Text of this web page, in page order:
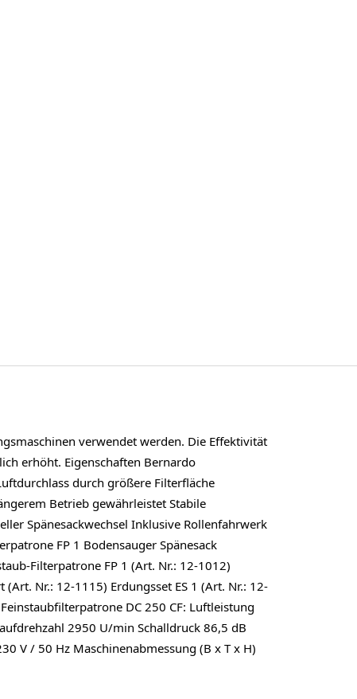
verwendet werden. Die Effektivität
erhöht. Eigenschaften Bernardo
durch größere Filterfläche
Betrieb gewährleistet Stabile
Spänesackwechsel Inklusive Rollenfahrwerk
FP 1 Bodensauger Spänesack
Filterpatrone FP 1 (Art. Nr.: 12-1012)
Nr.: 12-1115) Erdungsset ES 1 (Art. Nr.: 12-
DC 250 CF: Luftleistung
2950 U/min Schalldruck 86,5 dB
V / 50 Hz Maschinenabmessung (B x T x H)